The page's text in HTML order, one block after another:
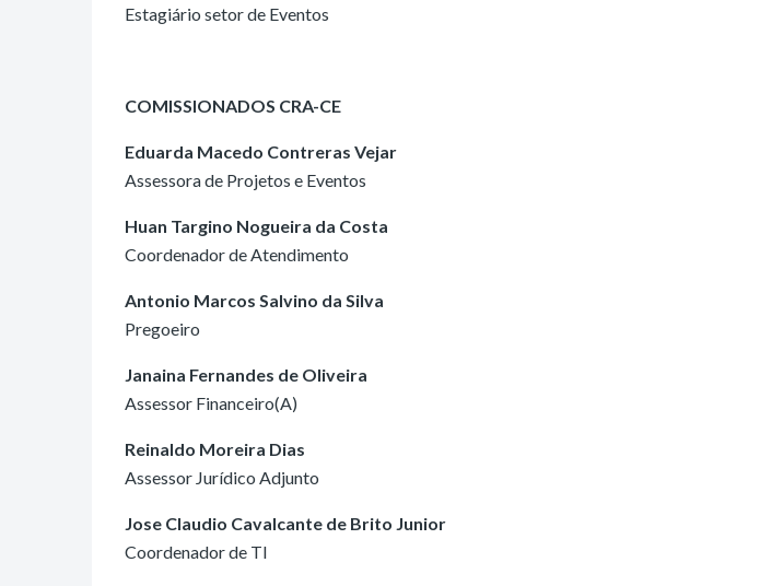
Estagiário setor de Eventos
COMISSIONADOS CRA-CE
Eduarda Macedo Contreras Vejar
Assessora de Projetos e Eventos
Huan Targino Nogueira da Costa
Coordenador de Atendimento
Antonio Marcos Salvino da Silva
Pregoeiro
Janaina Fernandes de Oliveira
Assessor Financeiro(A)
Reinaldo Moreira Dias
Assessor Jurídico Adjunto
Jose Claudio Cavalcante de Brito Junior
Coordenador de TI